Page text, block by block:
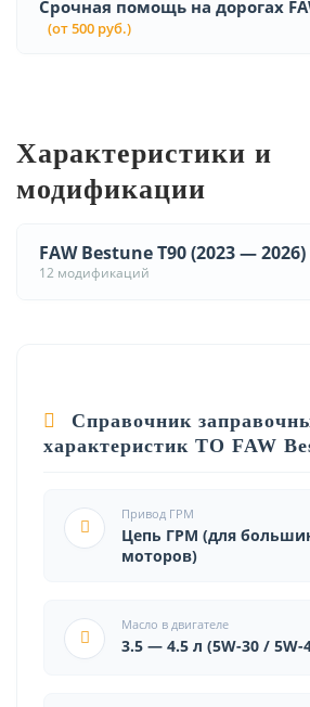
Срочная помощь на дорогах
(от 500 руб.)
Характеристики и
модификации
FAW Bestune T90 (2023 — 2026)
12 модификаций
Справочник
характеристик ТО FAW
Привод ГРМ
Цепь ГРМ (для
моторов)
Масло в двигателе
3.5 — 4.5 л (5W-30 / 5W-